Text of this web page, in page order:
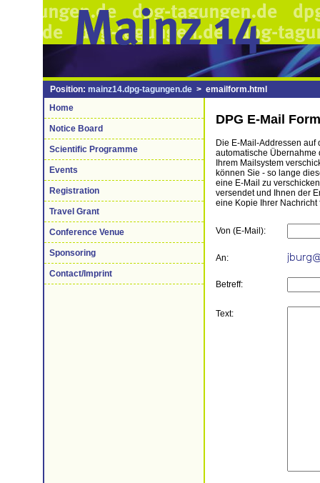
Position: mainz14.dpg-tagungen.de > emailform.html
Home
Notice Board
Scientific Programme
Events
Registration
Travel Grant
Conference Venue
Sponsoring
Contact/Imprint
DPG E-Mail
Die E-Mail-Addressen auf
automatische Übernahme
Ihrem Mailsystem
können Sie - so lange
eine E-Mail zu
versendet und Ihnen der
eine Kopie Ihrer
Von (E-Mail):
An:
Betreff:
Text: